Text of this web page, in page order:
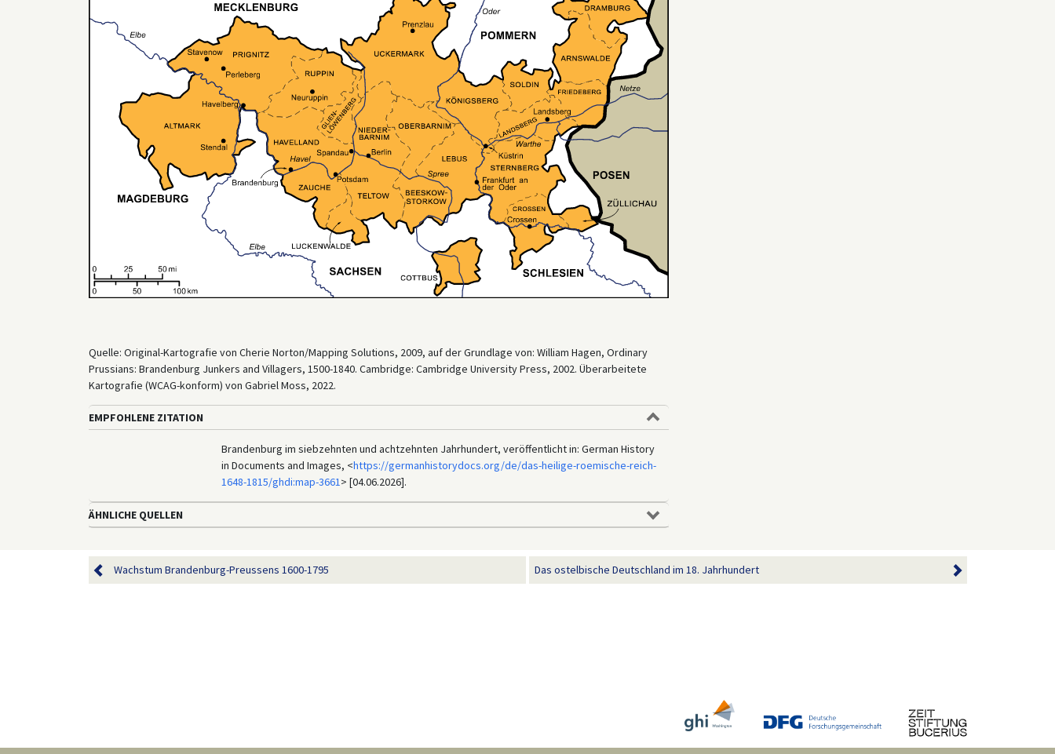
Quelle: Original-Kartografie von Cherie Norton/Mapping Solutions, 2009, auf der Grundlage von: William Hagen, Ordinary
Prussians: Brandenburg Junkers and Villagers, 1500-1840. Cambridge: Cambridge University Press, 2002. Überarbeitete
Kartografie (WCAG-konform) von Gabriel Moss, 2022.
EMPFOHLENE ZITATION
Brandenburg im siebzehnten und achtzehnten Jahrhundert, veröffentlicht in: German History
in Documents and Images, <https://germanhistorydocs.org/de/das-heilige-roemische-reich-
1648-1815/ghdi:map-3661> [04.06.2026].
ÄHNLICHE QUELLEN
Wachstum Brandenburg-Preussens 1600-1795 Das ostelbische Deutschland im 18. Jahrhundert